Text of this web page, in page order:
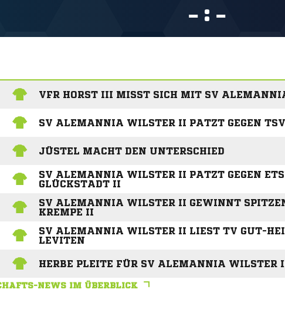
 : 
VFR HORST III MISST SICH MIT SV
SV ALEMANNIA WILSTER II PATZT GEGEN TSV
JÜSTEL MACHT DEN UNTERSCHIED
SV ALEMANNIA WILSTER II PATZT GEGEN
GLÜCKSTADT II
SV ALEMANNIA WILSTER II GEWINNT
KREMPE II
SV ALEMANNIA WILSTER II LIEST TV GUT-
LEVITEN
HERBE PLEITE FÜR SV ALEMANNIA WILSTER
NEWS IM ÜBERBLICK